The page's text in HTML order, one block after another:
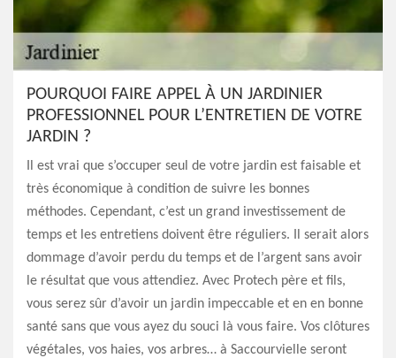
POURQUOI FAIRE APPEL À UN JARDINIER
PROFESSIONNEL POUR L’ENTRETIEN DE VOTRE
JARDIN ?
Il est vrai que s’occuper seul de votre jardin est faisable et
très économique à condition de suivre les bonnes
méthodes. Cependant, c’est un grand investissement de
temps et les entretiens doivent être réguliers. Il serait alors
dommage d’avoir perdu du temps et de l’argent sans avoir
le résultat que vous attendiez. Avec Protech père et fils,
vous serez sûr d’avoir un jardin impeccable et en en bonne
santé sans que vous ayez du souci là vous faire. Vos clôtures
végétales, vos haies, vos arbres… à Saccourvielle seront